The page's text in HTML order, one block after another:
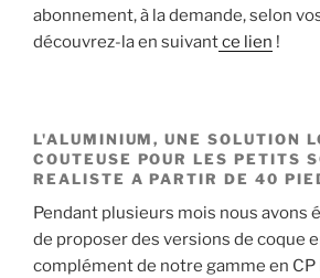
abonnement, à la demande, selon
découvrez-la en suivantce lien !
L'ALUMINIUM, UNE SOLUTION
COUTEUSE POUR LES PETITS
REALISTE A PARTIR DE 40
Pendant plusieurs mois nous avons
de proposer des versions de coque
complément de notre gamme en CP